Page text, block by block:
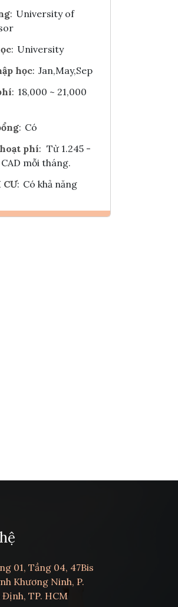
: University of
: University
học: Jan,May,Sep
: 18,000 ~ 21,000
: Có
phí: Từ 1.245 -
mỗi tháng.
: Có khả năng
01, Tầng 04, 47Bis
Khương Ninh, P.
TP. HCM